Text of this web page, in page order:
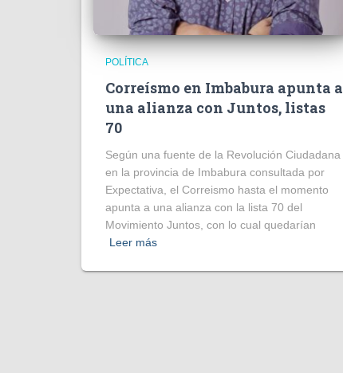
POLÍTICA
Correísmo en Imbabura apunta a
una alianza con Juntos, listas
70
Según una fuente de la Revolución Ciudadana
en la provincia de Imbabura consultada por
Expectativa, el Correismo hasta el momento
apunta a una alianza con la lista 70 del
Movimiento Juntos, con lo cual quedarían
Leer más